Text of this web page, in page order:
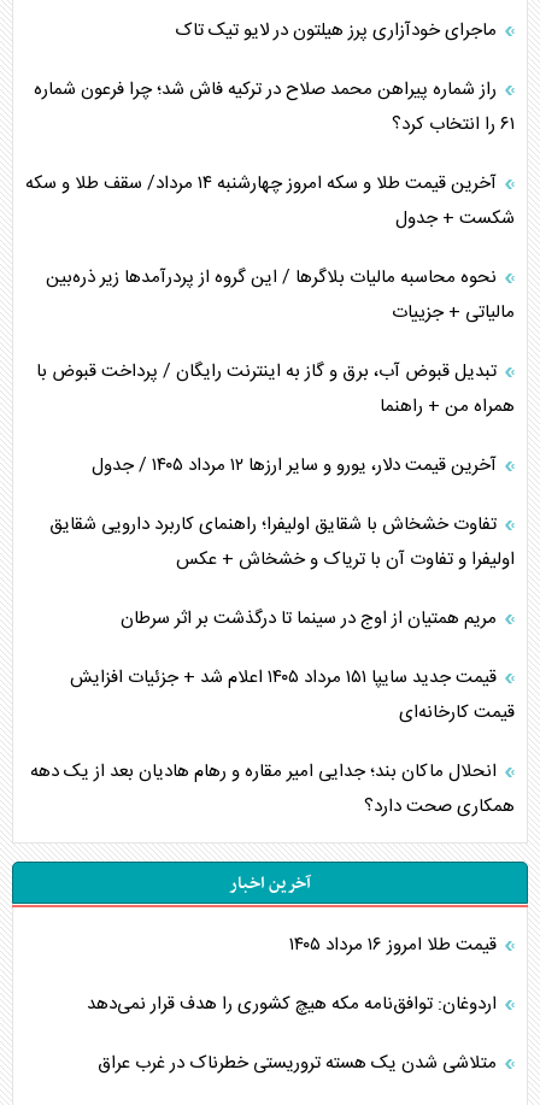
همسویی عربستان با سنتکام علیه متحدان ایران
ترامپ و توهم خلع سلاح حماس
ماجرای خودآزاری پرز هیلتون در لایو تیک تاک
راز شماره پیراهن محمد صلاح در ترکیه فاش شد؛ چرا فرعون شماره
۶۱ را انتخاب کرد؟
آخرین قیمت طلا و سکه امروز چهارشنبه ۱۴ مرداد/ سقف طلا و سکه
شکست + جدول
نحوه محاسبه مالیات بلاگر‌ها / این گروه از پردرآمد‌ها زیر ذره‌بین
مالیاتی + جزییات
تبدیل قبوض آب، برق و گاز به اینترنت رایگان / پرداخت قبوض با
همراه من + راهنما
آخرین قیمت دلار، یورو و سایر ارز‌ها ۱۲ مرداد ۱۴۰۵ / جدول
تفاوت خشخاش با شقایق اولیفرا؛ راهنمای کاربرد دارویی شقایق
اولیفرا و تفاوت آن با تریاک و خشخاش + عکس
مریم همتیان از اوج در سینما تا درگذشت بر اثر سرطان
قیمت جدید سایپا ۱۵۱ مرداد ۱۴۰۵ اعلام شد + جزئیات افزایش
قیمت کارخانه‌ای
انحلال ماکان بند؛ جدایی امیر مقاره و رهام هادیان بعد از یک دهه
همکاری صحت دارد؟
آخرین اخبار
قیمت طلا امروز ۱۶ مرداد ۱۴۰۵
اردوغان: توافق‌نامه مکه هیچ کشوری را هدف قرار نمی‌دهد
متلاشی شدن یک هسته تروریستی خطرناک در غرب عراق